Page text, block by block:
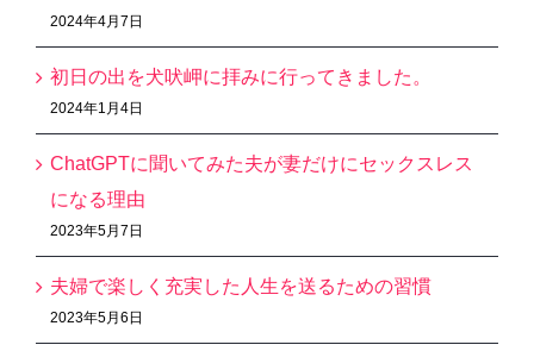
2024年4月7日
初日の出を犬吠岬に拝みに行ってきました。
2024年1月4日
ChatGPTに聞いてみた夫が妻だけにセックスレス
になる理由
2023年5月7日
夫婦で楽しく充実した人生を送るための習慣
2023年5月6日